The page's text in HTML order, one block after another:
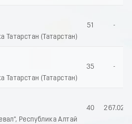
Татарстан (Татарстан)
51 -
Татарстан (Татарстан)
35 -
Республика Алтай
40 267.02